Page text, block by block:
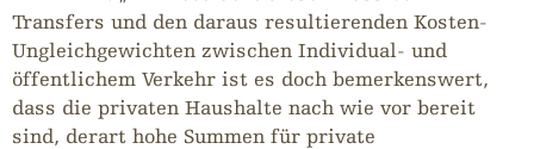
Transfers und den daraus resultierenden Kosten-
Ungleichgewichten zwischen Individual- und
öffentlichem Verkehr ist es doch bemerkenswert,
dass die privaten Haushalte nach wie vor bereit
sind, derart hohe Summen für private